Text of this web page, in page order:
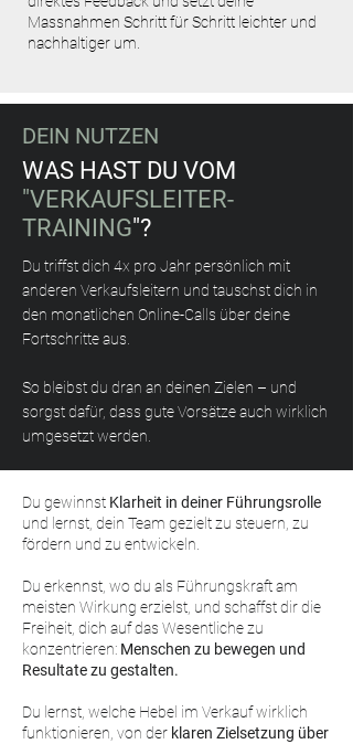
Massnahmen Schritt für Schritt leichter und
nachhaltiger um.
DEIN NUTZEN
WAS HAST DU VOM
"VERKAUFSLEITER-
TRAINING"?
Du triffst dich 4x pro Jahr persönlich mit
anderen Verkaufsleitern und tauschst dich in
den monatlichen Online-Calls über deine
Fortschritte aus.
So bleibst du dran an deinen Zielen – und
sorgst dafür, dass gute Vorsätze auch wirklich
umgesetzt werden.
Du gewinnst Klarheit in deiner Führungsrolle
und lernst, dein Team gezielt zu steuern, zu
fördern und zu entwickeln.
Du erkennst, wo du als Führungskraft am
meisten Wirkung erzielst, und schaffst dir die
Freiheit, dich auf das Wesentliche zu
konzentrieren: Menschen zu bewegen und
Resultate zu gestalten.
Du lernst, welche Hebel im Verkauf wirklich
funktionieren, von der klaren Zielsetzung über